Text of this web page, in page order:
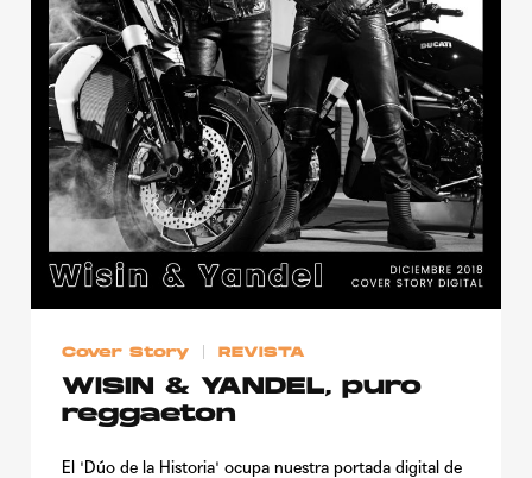
Cover Story REVISTA
WISIN & YANDEL, puro
reggaeton
El 'Dúo de la Historia' ocupa nuestra portada digital de